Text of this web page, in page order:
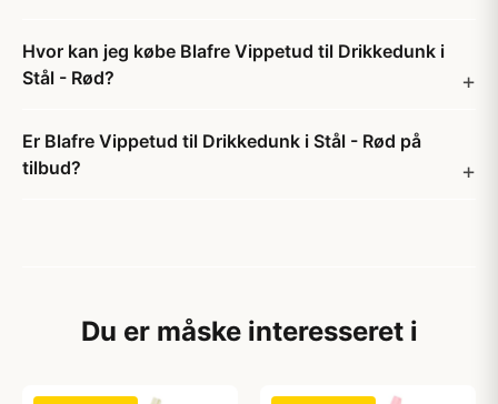
Hvor kan jeg købe Blafre Vippetud til Drikkedunk i
Stål - Rød?
Er Blafre Vippetud til Drikkedunk i Stål - Rød på
tilbud?
Du er måske interesseret i